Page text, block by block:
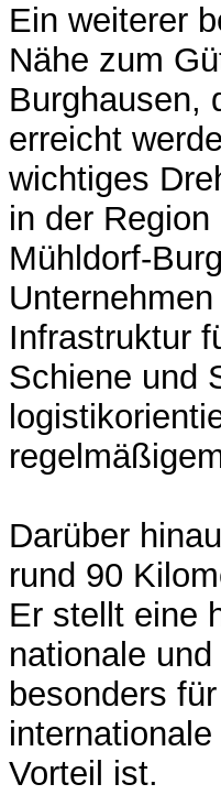
Ein weiterer
Nähe zum
Burghausen,
erreicht
wichtiges
in der
Mühldorf-
Infrastruktur
Schiene und
Darüber
rund 90
Er stellt eine
nationale
besonders
Vorteil ist.